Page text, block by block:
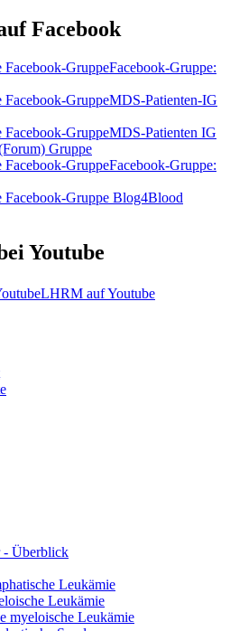
Facebook
Facebook-Gruppe:
MDS-Patienten-IG
MDS-Patienten IG
Gruppe
Facebook-Gruppe:
Youtube
LHRM auf Youtube
- Überblick
Leukämie
Leukämie
myeloische Leukämie